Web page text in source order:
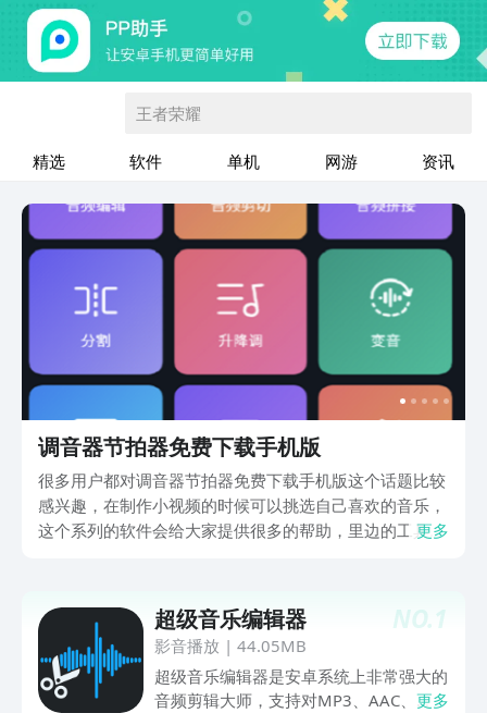
王者荣耀
精选 软件 单机 网游 资讯
调音器节拍器免费下载手机版
很多用户都对调音器节拍器免费下载手机版这个话题比较
感兴趣，在制作小视频的时候可以挑选自己喜欢的音乐，
这个系列的软件会给大家提供很多的帮助，里边的工具非
要的伙伴就跟着一起看过来吧。
更多
NO.1
超级音乐编辑器
影音播放 | 44.05MB
超级音乐编辑器是安卓系统上非常强大的
音频剪辑大师，支持对MP3、AAC、 更多